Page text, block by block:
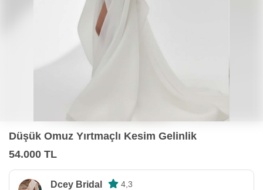
Düşük Omuz Yırtmaçlı Kesim Gelinlik
54.000 TL
Dcey Bridal 4,3